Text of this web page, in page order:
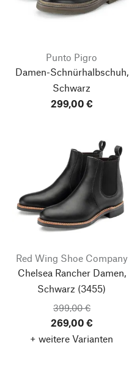
Punto Pigro
Damen-Schnürhalbschuh,
Schwarz
299,00 €
Red Wing Shoe Company
Chelsea Rancher Damen,
Schwarz (3455)
399,00 €
269,00 €
+ weitere Varianten